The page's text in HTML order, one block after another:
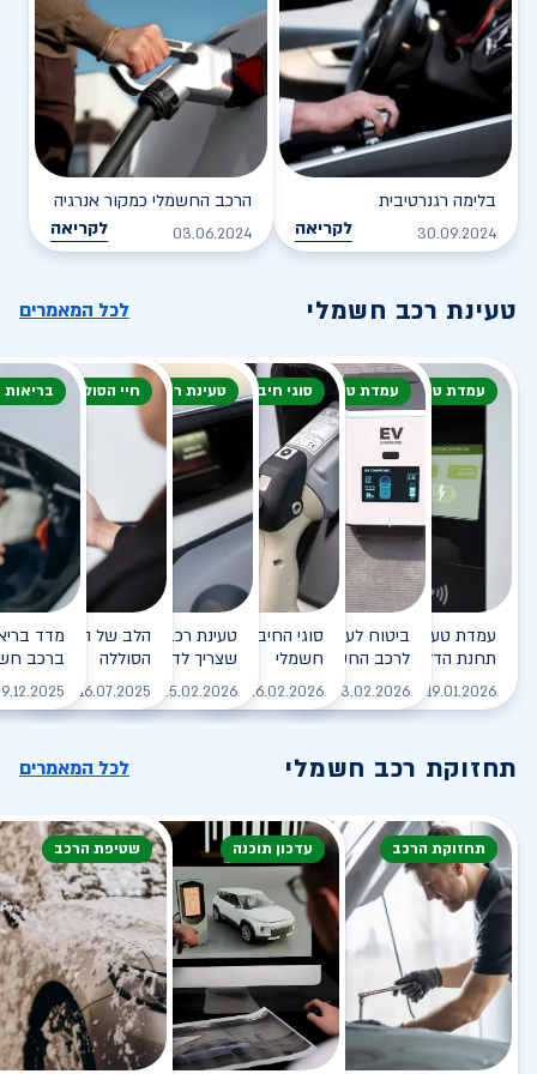
בלימה רגנרטיבית
30.09.2024 לקריאה
הרכב החשמלי כמקור אנרגיה
03.06.2024 לקריאה
טעינת רכב חשמלי לכל המאמרים
עמדת טעינה
עמדת טעינה - הסוף של
תחנת הדלק?
19.01.2026 לקריאה
עמדת טעינה
ביטוח לעמדת טעינה ביתית
לרכב החשמלי
03.02.2026 לקריאה
סוגי חיבור
סוגי החיבורים לטעינת רכב
חשמלי
26.02.2026 לקריאה
טעינת רכב חשמלי
טעינת רכב חשמלי - כל מה
שצריך לדעת
25.02.2026 לקריאה
חיי הסוללה
הלב של הרכב
הסוללה
16.07.2025
ברכב
תחזוקת רכב חשמלי לכל המאמרים
תחזוקת הרכב עדכון תוכנה שטיפת הרכב